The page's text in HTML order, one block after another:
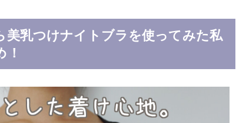
美乳つけナイトブラを使ってみた私